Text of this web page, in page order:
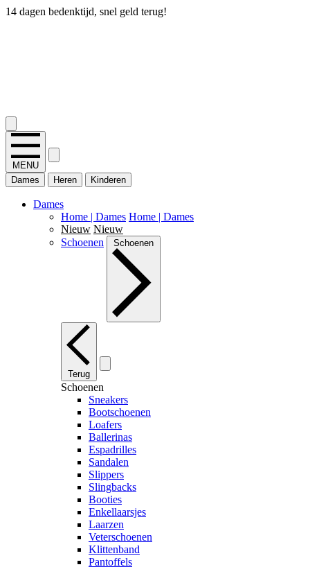
14 dagen bedenktijd, snel geld terug!
MENU
Dames
Heren Kinderen
Dames
Home | Dames Home | Dames
Nieuw Nieuw
Schoenen
Schoenen
Terug
Schoenen
Sneakers
Bootschoenen
Loafers
Ballerinas
Espadrilles
Sandalen
Slippers
Slingbacks
Booties
Enkellaarsjes
Laarzen
Veterschoenen
Klittenband
Pantoffels